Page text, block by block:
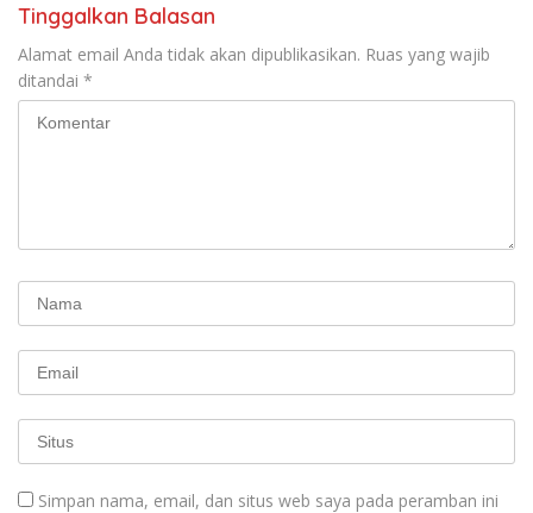
Tinggalkan Balasan
Alamat email Anda tidak akan dipublikasikan. Ruas yang wajib
ditandai *
Simpan nama, email, dan situs web saya pada peramban ini